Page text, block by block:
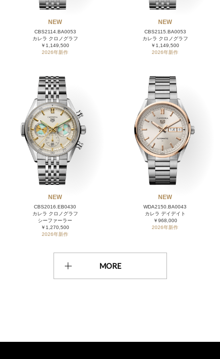
NEW
CBS2114.BA0053
カレラ クロノグラフ
￥1,149,500
2026年新作
NEW
CBS2115.BA0053
カレラ クロノグラフ
￥1,149,500
2026年新作
NEW
CBS2016.EB0430
カレラ クロノグラフ
シーファーラー
￥1,270,500
2026年新作
NEW
WDA2150.BA0043
カレラ デイデイト
￥968,000
2026年新作
MORE